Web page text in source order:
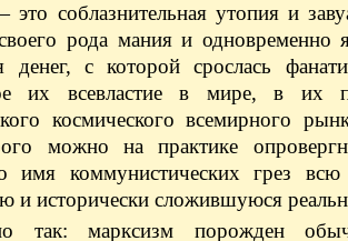
соблазнительная утопия и
рода мания и одновременно
денег, с которой срослась
их всевластие в мире, в их
космического всемирного
можно на практике
имя коммунистических грез всю
и исторически сложившуюся
так: марксизм порожден